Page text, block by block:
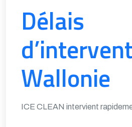
Délais
Wallonie
ICE CLEAN intervient